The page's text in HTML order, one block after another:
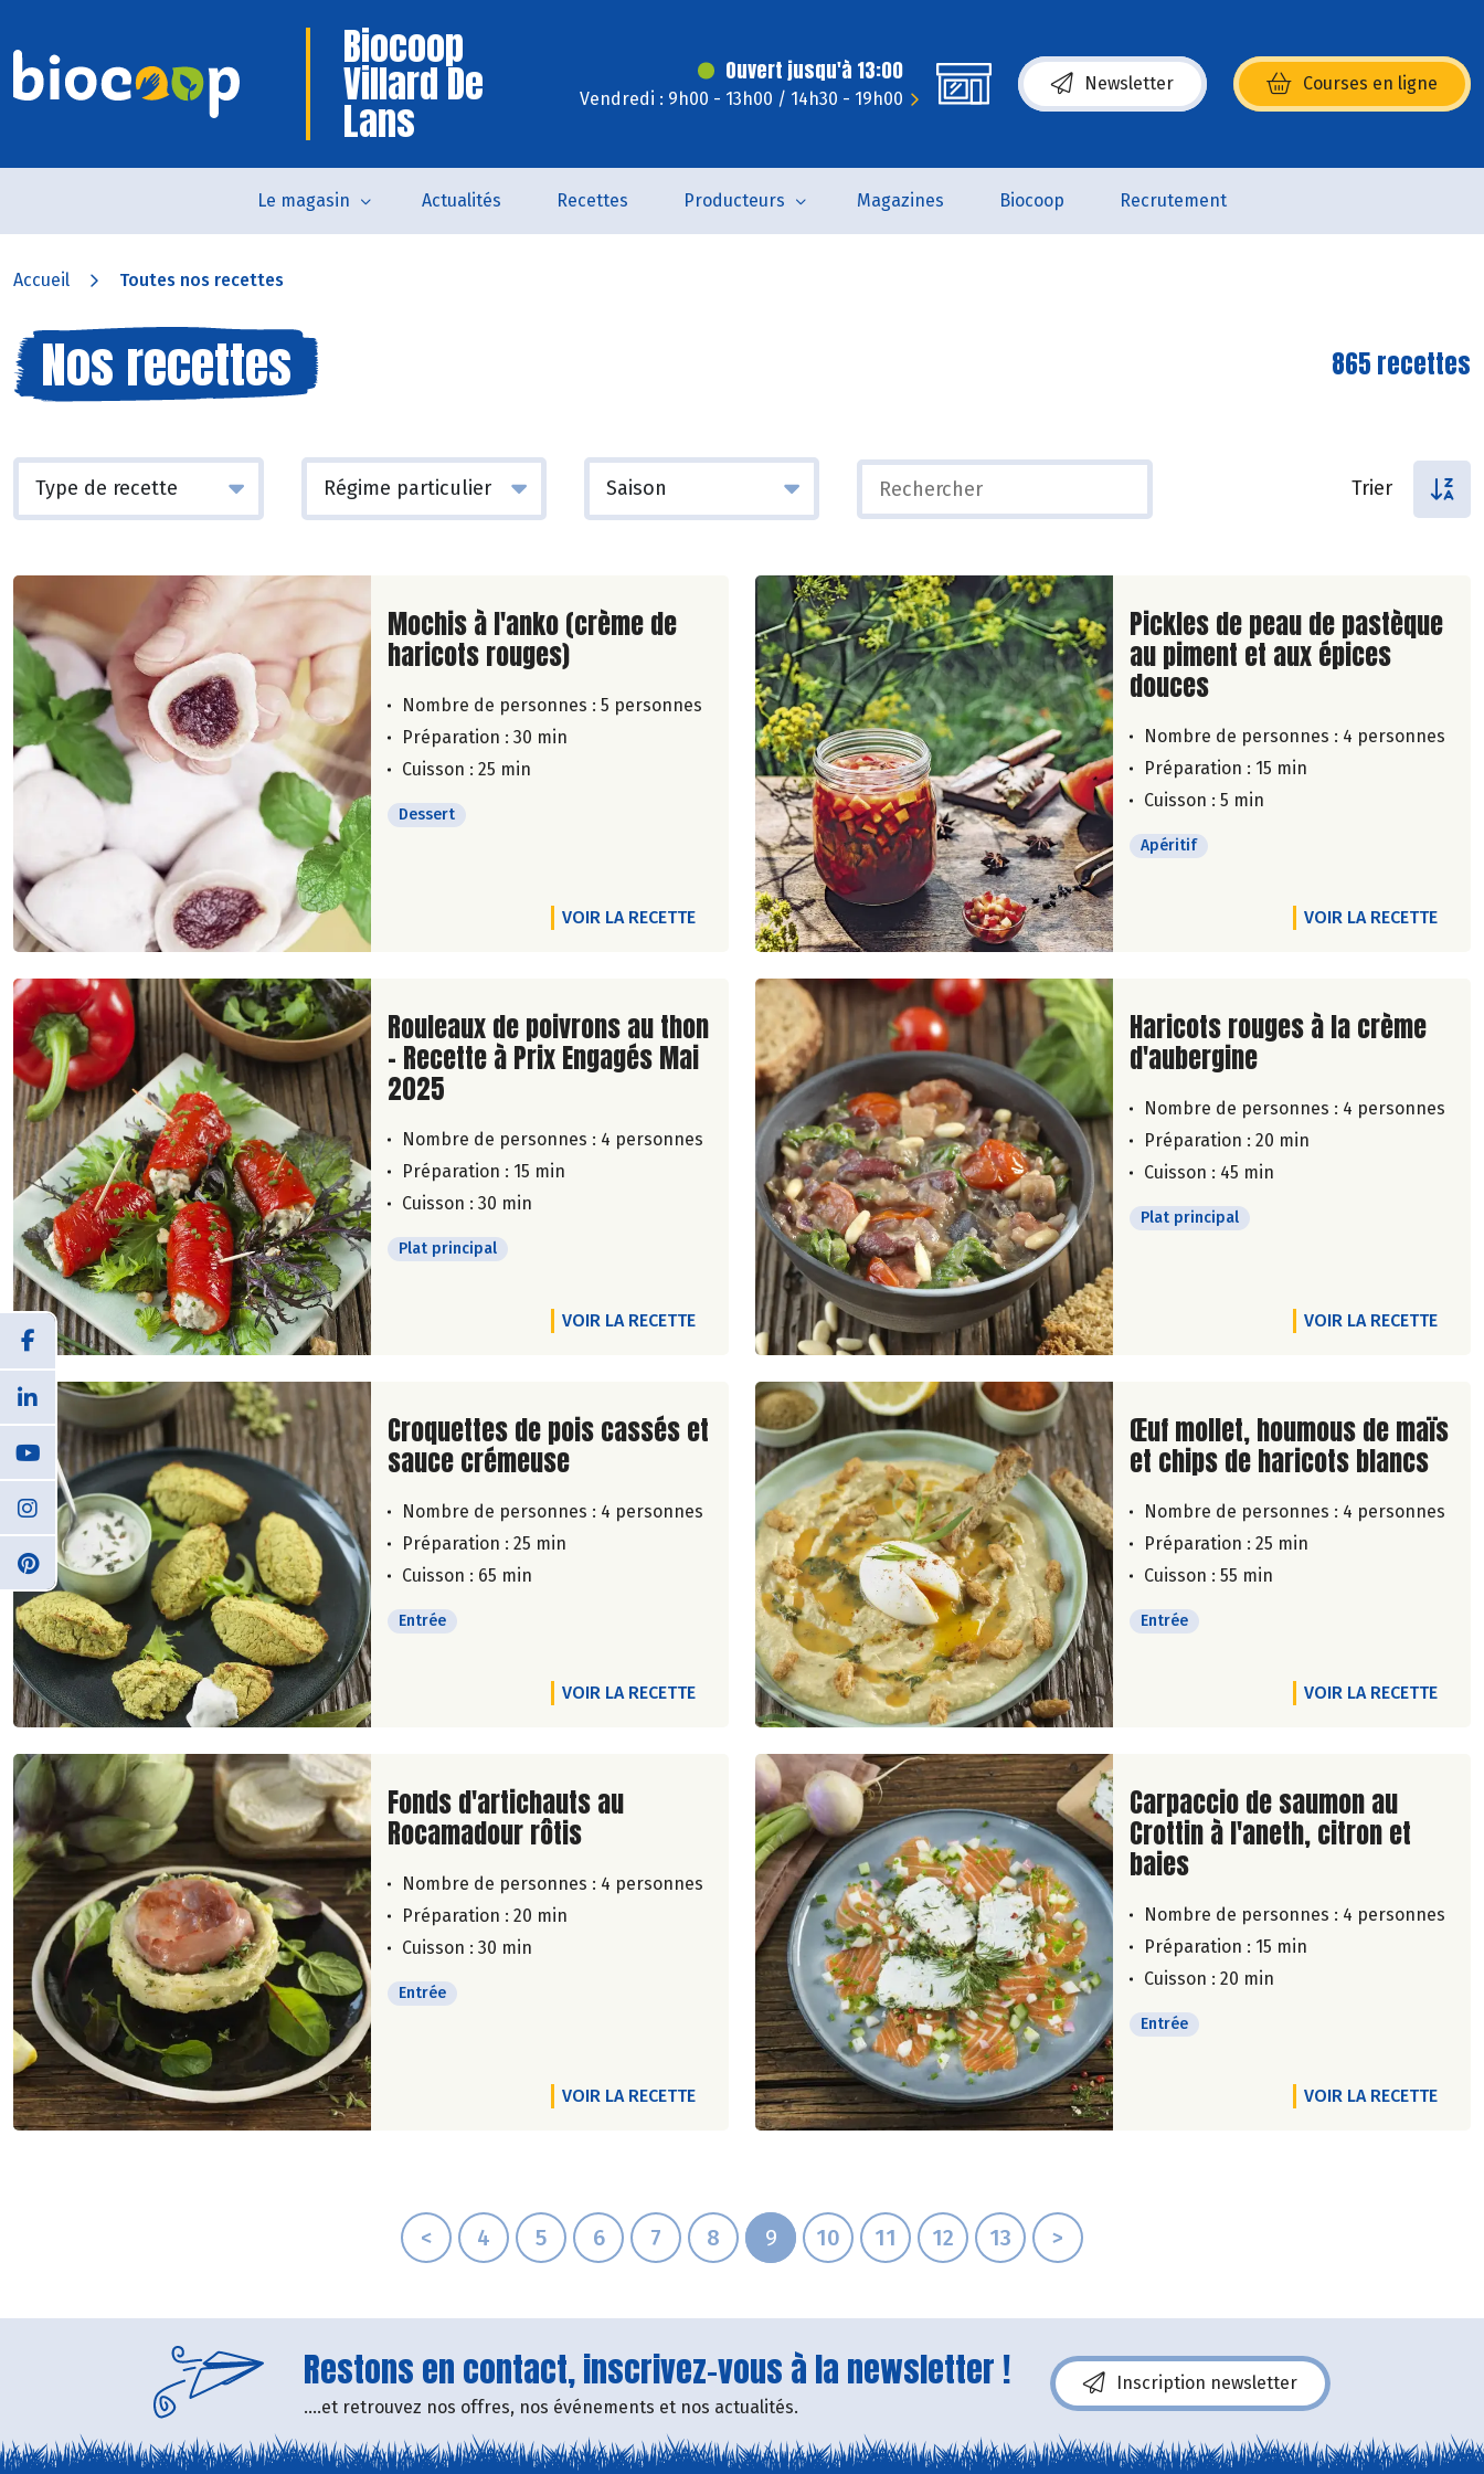
Biocoop
Villard De
Lans
Ouvert jusqu'à 13:00
Vendredi : 9h00 - 13h00 / 14h30 - 19h00
Newsletter Courses en ligne
(s’ouvre dans une nouvelle fenêtre)
Le magasin Actualités Recettes Producteurs Magazines Biocoop Recrutement
Accueil Toutes nos recettes
Nos recettes 865 recettes
Trier
Lire la suite de la recette
Mochis à l'anko (crème de
haricots rouges)
Nombre de personnes : 5 personnes
Préparation : 30 min
Cuisson : 25 min
Dessert
VOIR LA RECETTE
Lire la suite de la recette
Pickles de peau de pastèque
au piment et aux épices
douces
Nombre de personnes : 4 personnes
Préparation : 15 min
Cuisson : 5 min
Apéritif
VOIR LA RECETTE
Lire la suite de la recette
Rouleaux de poivrons au thon
- Recette à Prix Engagés Mai
2025
Nombre de personnes : 4 personnes
Préparation : 15 min
Cuisson : 30 min
Plat principal
VOIR LA RECETTE
Lire la suite de la recette
Haricots rouges à la crème
d'aubergine
Nombre de personnes : 4 personnes
Préparation : 20 min
Cuisson : 45 min
Plat principal
VOIR LA RECETTE
Lire la suite de la recette
Croquettes de pois cassés et
sauce crémeuse
Nombre de personnes : 4 personnes
Préparation : 25 min
Cuisson : 65 min
Entrée
VOIR LA RECETTE
Lire la suite de la recette
Œuf mollet, houmous de maïs
et chips de haricots blancs
Nombre de personnes : 4 personnes
Préparation : 25 min
Cuisson : 55 min
Entrée
VOIR LA RECETTE
Lire la suite de la recette
Fonds d'artichauts au
Rocamadour rôtis
Nombre de personnes : 4 personnes
Préparation : 20 min
Cuisson : 30 min
Entrée
VOIR LA RECETTE
Lire la suite de la recette
Carpaccio de saumon au
Crottin à l'aneth, citron et
baies
Nombre de personnes : 4 personnes
Préparation : 15 min
Cuisson : 20 min
Entrée
VOIR LA RECETTE
< 4 5 6 7 8 9 10 11 12 13 >
Restons en contact, inscrivez-vous à la newsletter !
....et retrouvez nos offres, nos événements et nos actualités.
Inscription newsletter